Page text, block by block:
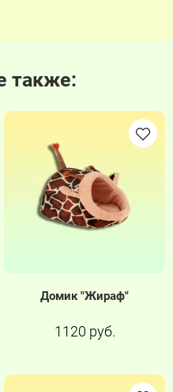
также:
Домик "Жираф"
1120 руб.